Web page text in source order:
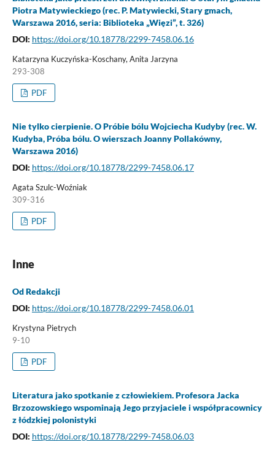
Piotra Matywieckiego (rec. P. Matywiecki, Stary gmach,
Warszawa 2016, seria: Biblioteka „Więzi”, t. 326)
DOI: https://doi.org/10.18778/2299-7458.06.16
Katarzyna Kuczyńska-Koschany, Anita Jarzyna
293-308
PDF
Nie tylko cierpienie. O Próbie bólu Wojciecha Kudyby (rec. W.
Kudyba, Próba bólu. O wierszach Joanny Pollakówny,
Warszawa 2016)
DOI: https://doi.org/10.18778/2299-7458.06.17
Agata Szulc-Woźniak
309-316
PDF
Inne
Od Redakcji
DOI: https://doi.org/10.18778/2299-7458.06.01
Krystyna Pietrych
9-10
PDF
Literatura jako spotkanie z człowiekiem. Profesora Jacka
Brzozowskiego wspominają Jego przyjaciele i współpracownicy
z łódzkiej polonistyki
DOI: https://doi.org/10.18778/2299-7458.06.03